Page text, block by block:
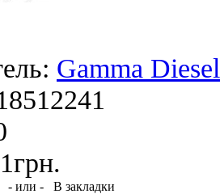
Gamma Diesel
- или -
В закладки